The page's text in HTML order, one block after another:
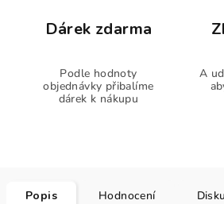
Dárek zdarma
Podle hodnoty
objednávky přibalíme
dárek k nákupu
A
Popis Hodnocení